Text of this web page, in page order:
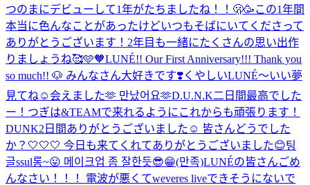
つのまにデビューして1年がたちましたね！！🫢🥳この1年間
本当に色んなことがあったけどいつもそばにいてくださって
ありがとうございます！2年目も一緒にたくさんの思い出作
りましょうね🥰🩵🧡LUNÉ!! Our First Anniversary!!! Thank you
so much!! 🐶 みんなさん大好きです❣️くやしいLUNÉ〜いい夢
見てね☺️ 会えました🫶 만났어요🫶D.U.N.K二日間最高でした
ー！つぎは&TEAMで来れるようにこれからも頑張ります！
DUNK2日間ありがとうございました☺️ 皆さんどうでした
か？ 🤍🤍🤍 今日も来てくれてありがとうございました😊팅
글ssul롱~😛 메이크업 좀 잘한듯😎😁(만족)LUNÉの皆さんごめ
んなさい！！！ 電波が悪くてweveres liveできそうにないで